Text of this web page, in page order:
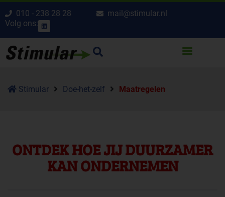
010 - 238 28 28
mail@stimular.nl
Volg ons:
Stimular Doe-het-zelf Maatregelen
ONTDEK HOE JIJ DUURZAMER
KAN ONDERNEMEN